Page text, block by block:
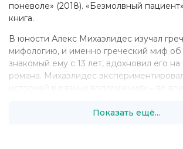
поневоле» (2018). «Безмолвный
книга.
В юности Алекс Михаэлидес изучал
мифологию, и именно греческий миф об
знакомый ему с 13 лет, вдохновил его
романа. Михаэлидес
затем задумал короткометражный фильм
Показать ещё...